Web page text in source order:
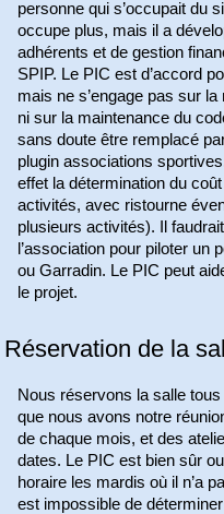
personne qui s’occupait du
occupe plus, mais il a
adhérents et de gestion
SPIP. Le PIC est d’accord
mais ne s’engage pas sur
ni sur la maintenance du
sans doute être remplacé
plugin associations
effet la détermination du
activités, avec ristourne
plusieurs activités). Il
l’association pour piloter un
ou Garradin. Le PIC peut
le projet.
Réservation de la
Nous réservons la salle
que nous avons notre
de chaque mois, et des
dates. Le PIC est bien sûr
horaire les mardis où il n’a
est impossible de